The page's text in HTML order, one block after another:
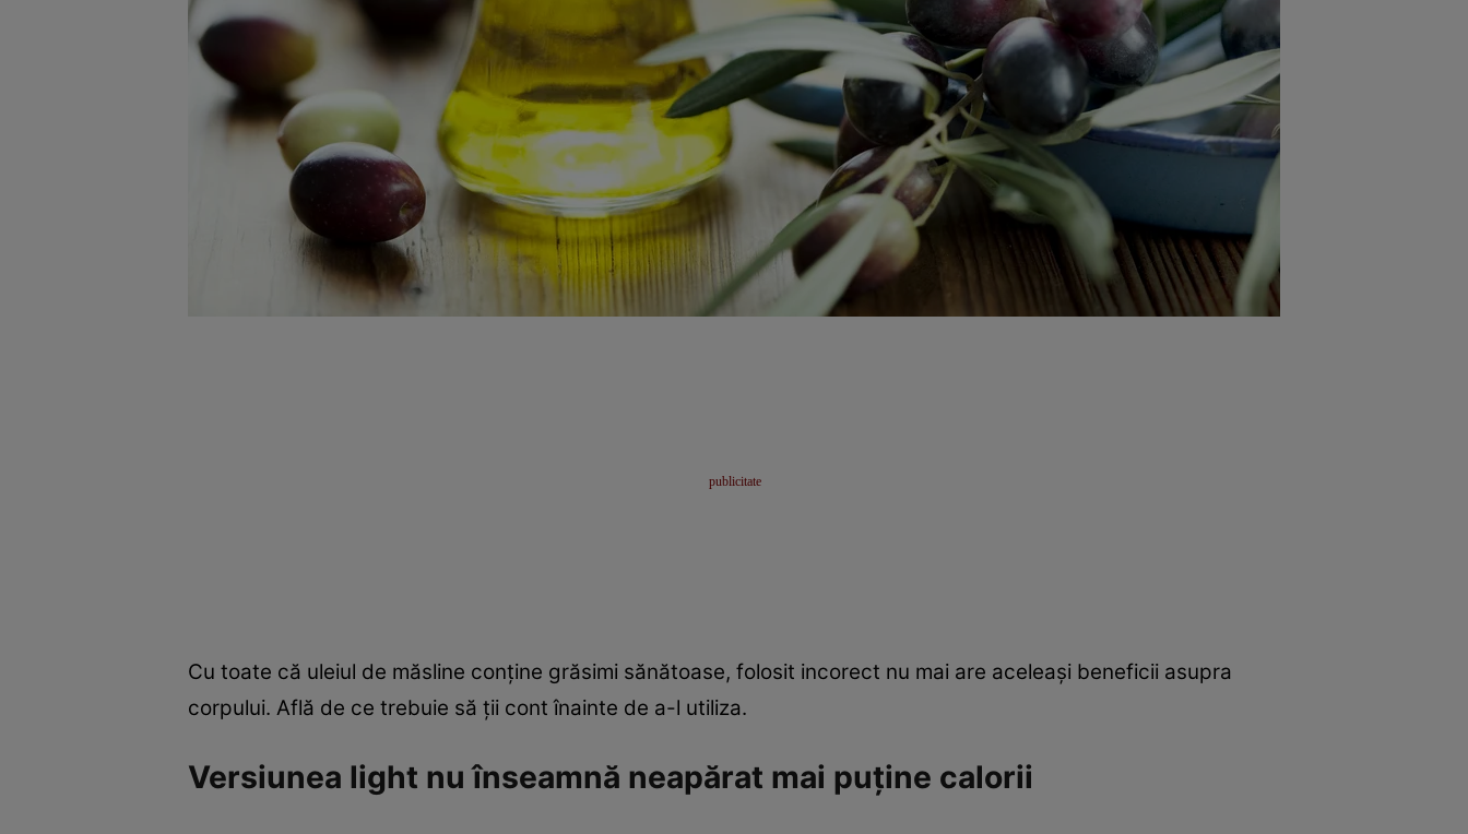
Cu toate că uleiul de măsline conţine grăsimi sănătoase, folosit incorect nu mai are aceleaşi beneficii asupra
corpului. Află de ce trebuie să ţii cont înainte de a-l utiliza.
Versiunea light nu înseamnă neapărat mai puţine calorii